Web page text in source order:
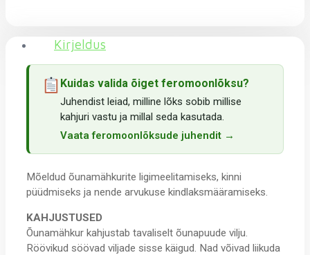
Kirjeldus
Kuidas valida õiget feromoonlõksu?
Juhendist leiad, milline lõks sobib millise
kahjuri vastu ja millal seda kasutada.
Vaata feromoonlõksude juhendit →
Mõeldud õunamähkurite ligimeelitamiseks, kinni
püüdmiseks ja nende arvukuse kindlaksmääramiseks.
KAHJUSTUSED
Õunamähkur kahjustab tavaliselt õunapuude vilju.
Röövikud söövad viljade sisse käigud. Nad võivad liikuda